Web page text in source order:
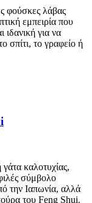
φούσκες λάβας
εμπειρία που
ιδανική για να
σπίτι, το γραφείο ή
καλοτυχίας,
σύμβολο
την Ιαπωνία, αλλά
του Feng Shui.